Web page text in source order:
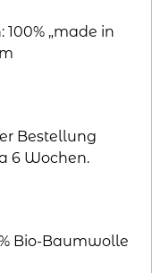
„made in
Bestellung
6 Wochen.
Bio-Baumwolle